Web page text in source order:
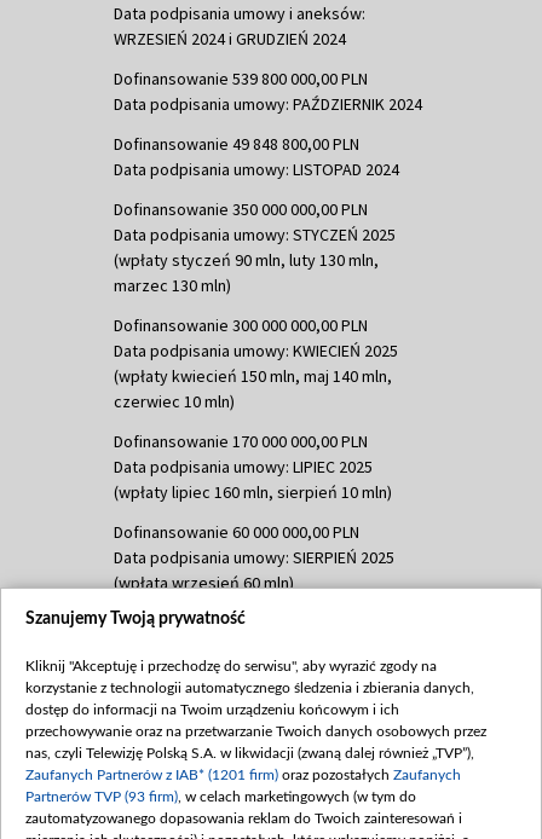
Data podpisania umowy i aneksów:
WRZESIEŃ 2024 i GRUDZIEŃ 2024
Dofinansowanie 539 800 000,00 PLN
Data podpisania umowy: PAŹDZIERNIK 2024
Dofinansowanie 49 848 800,00 PLN
Data podpisania umowy: LISTOPAD 2024
Dofinansowanie 350 000 000,00 PLN
Data podpisania umowy: STYCZEŃ 2025
(wpłaty styczeń 90 mln, luty 130 mln,
marzec 130 mln)
Dofinansowanie 300 000 000,00 PLN
Data podpisania umowy: KWIECIEŃ 2025
(wpłaty kwiecień 150 mln, maj 140 mln,
czerwiec 10 mln)
Dofinansowanie 170 000 000,00 PLN
Data podpisania umowy: LIPIEC 2025
(wpłaty lipiec 160 mln, sierpień 10 mln)
Dofinansowanie 60 000 000,00 PLN
Data podpisania umowy: SIERPIEŃ 2025
(wpłata wrzesień 60 mln)
Dofinansowanie 635 783 051,21 PLN
(wpłata wrzesień 100 mln, październik 350
mln, listopad 265 mln)
Dofinansowanie 48 862 000,00 PLN
Data podpisania umowy: GRUDZIEŃ 2025
(wpłata grudzień 60,548 mln)
Dofinansowanie 900 000 000,00 PLN
Szanujemy Twoją prywatność
Kliknij "Akceptuję i przechodzę do serwisu", aby wyrazić zgody na
korzystanie z technologii automatycznego śledzenia i zbierania danych,
dostęp do informacji na Twoim urządzeniu końcowym i ich
przechowywanie oraz na przetwarzanie Twoich danych osobowych przez
nas, czyli Telewizję Polską S.A. w likwidacji (zwaną dalej również „TVP”),
Zaufanych Partnerów z IAB* (1201 firm) oraz pozostałych Zaufanych
Partnerów TVP (93 firm) , w celach marketingowych (w tym do
zautomatyzowanego dopasowania reklam do Twoich zainteresowań i